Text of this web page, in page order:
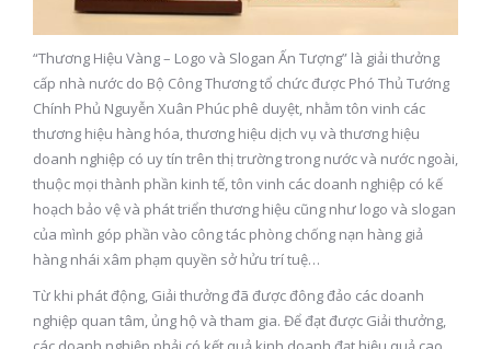
“Thương Hiệu Vàng – Logo và Slogan Ấn Tượng” là giải thưởng
cấp nhà nước do Bộ Công Thương tổ chức được Phó Thủ Tướng
Chính Phủ Nguyễn Xuân Phúc phê duyệt, nhằm tôn vinh các
thương hiệu hàng hóa, thương hiệu dịch vụ và thương hiệu
doanh nghiệp có uy tín trên thị trường trong nước và nước ngoài,
thuộc mọi thành phần kinh tế, tôn vinh các doanh nghiệp có kế
hoạch bảo vệ và phát triển thương hiệu cũng như logo và slogan
của mình góp phần vào công tác phòng chống nạn hàng giả
hàng nhái xâm phạm quyền sở hửu trí tuệ…
Từ khi phát động, Giải thưởng đã được đông đảo các doanh
nghiệp quan tâm, ủng hộ và tham gia. Để đạt được Giải thưởng,